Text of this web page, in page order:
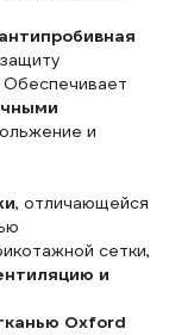
антипробивная
Обеспечивает
и
, отличающейся
сетки,
и
Oxford